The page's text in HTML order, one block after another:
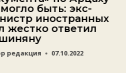
быть: экс-
иностранных
жестко ответил
редакция 07.10.2022